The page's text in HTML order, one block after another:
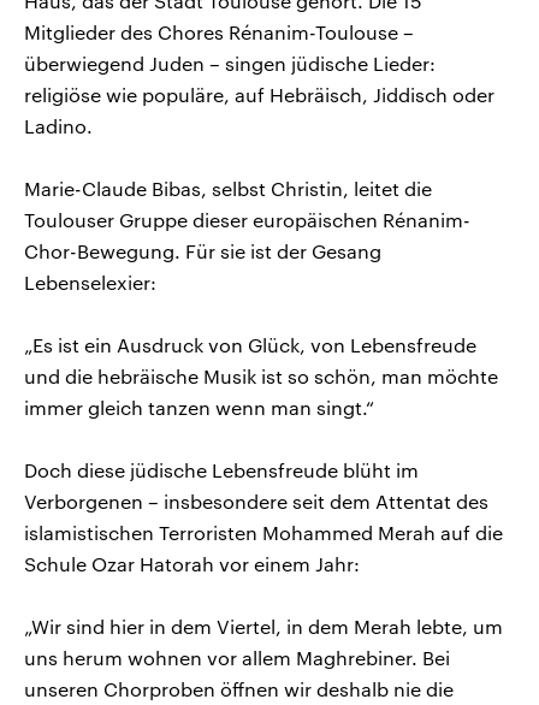
Mitglieder des Chores Rénanim-Toulouse –
überwiegend Juden – singen jüdische Lieder:
religiöse wie populäre, auf Hebräisch, Jiddisch oder
Ladino.
Marie-Claude Bibas, selbst Christin, leitet die
Toulouser Gruppe dieser europäischen Rénanim-
Chor-Bewegung. Für sie ist der Gesang
Lebenselexier:
„Es ist ein Ausdruck von Glück, von Lebensfreude
und die hebräische Musik ist so schön, man möchte
immer gleich tanzen wenn man singt.“
Doch diese jüdische Lebensfreude blüht im
Verborgenen – insbesondere seit dem Attentat des
islamistischen Terroristen Mohammed Merah auf die
Schule Ozar Hatorah vor einem Jahr:
„Wir sind hier in dem Viertel, in dem Merah lebte, um
uns herum wohnen vor allem Maghrebiner. Bei
unseren Chorproben öffnen wir deshalb nie die